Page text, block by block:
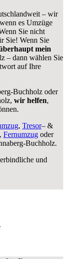
– wir
es Umzüge
Sie nicht
Sie! Wenn Sie
mein
– dann wählen Sie
auf Ihre
Buchholz oder
wir helfen,
, Tresor– &
Fernumzug oder
Buchholz.
und